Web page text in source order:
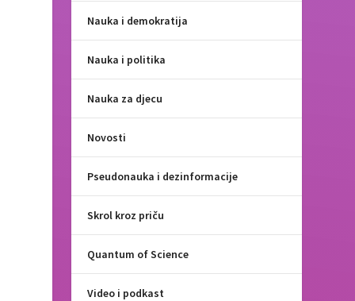
Nauka i demokratija
Nauka i politika
Nauka za djecu
Novosti
Pseudonauka i dezinformacije
Skrol kroz priču
Quantum of Science
Video i podkast